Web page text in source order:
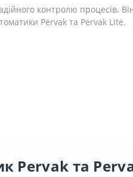
контролю процесів.
Pervak та Pervak Lite.
Pervak та